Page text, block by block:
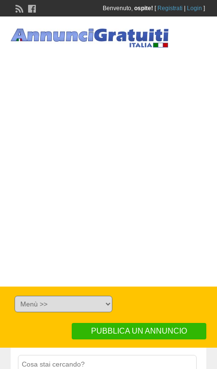
Benvenuto, ospite! [ Registrati Login ]
PUBBLICA UN ANNUNCIO